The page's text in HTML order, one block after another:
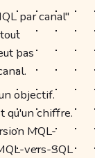
par canal"
pas
objectif.
qu'un chiffre.
MQL-
vers-SQL